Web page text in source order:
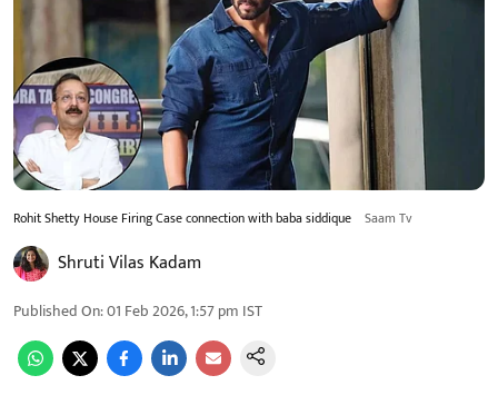
Rohit Shetty House Firing Case connection with baba siddique Saam Tv
Shruti Vilas Kadam
Published On:01 Feb 2026, 1:57 pm IST